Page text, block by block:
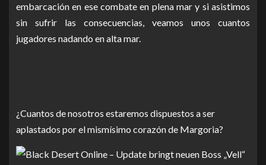
embarcación en ese combate en plena mar y si asistimos
sin sufrir las consecuencias, veamos unos cuantos
jugadores nadando en alta mar.
¿Cuantos de nosotros estaremos dispuestos a ser
aplastados por el mismísimo corazón de Margoria?